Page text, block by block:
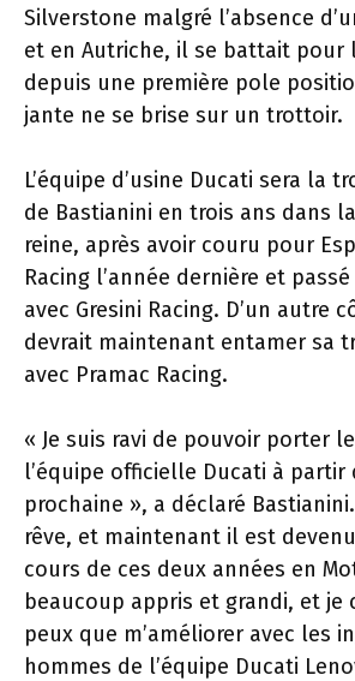
Silverstone malgré l’absence
et en Autriche, il se battait pour
depuis une première pole
jante ne se brise sur un trottoir.
L’équipe d’usine Ducati sera la
de Bastianini en trois ans dans
reine, après avoir couru pour
Racing l’année dernière et
avec Gresini Racing. D’un autre
devrait maintenant entamer sa
avec Pramac Racing.
« Je suis ravi de pouvoir porter
l’équipe officielle Ducati à partir
prochaine », a déclaré
rêve, et maintenant il est
cours de ces deux années en
beaucoup appris et grandi, et je
peux que m’améliorer avec les
hommes de l’équipe Ducati